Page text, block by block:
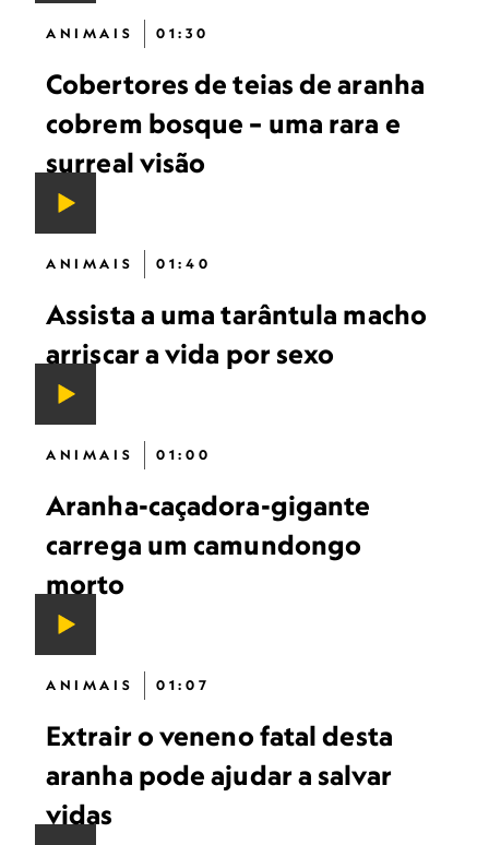
ANIMAIS 01:30
Cobertores de teias de aranha
cobrem bosque – uma rara e
surreal visão
ANIMAIS 01:40
Assista a uma tarântula macho
arriscar a vida por sexo
ANIMAIS 01:00
Aranha-caçadora-gigante
carrega um camundongo
morto
ANIMAIS 01:07
Extrair o veneno fatal desta
aranha pode ajudar a salvar
vidas